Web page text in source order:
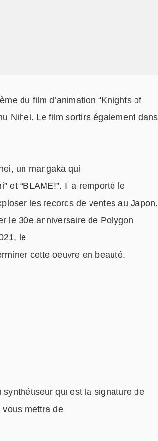
du filmd’animation “Knights of
Nihei. Le film sortira également dans
un mangaka qui
et “BLAME!”. Il a remporté le
les records de ventes au Japon.
le 30e anniversaire de Polygon
le
cette oeuvre en beauté.
synthétiseur qui est la signature de
vous mettra de